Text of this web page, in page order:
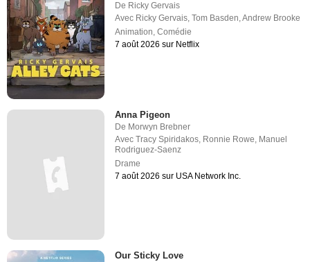
De Ricky Gervais
Avec Ricky Gervais,Tom Basden,Andrew Brooke
Animation,Comédie
7 août 2026 sur Netflix
Anna Pigeon
De Morwyn Brebner
AvecTracy Spiridakos Ronnie Rowe Manuel
Rodriguez-Saenz
Drame
7 août 2026 sur USA Network Inc.
Our Sticky Love